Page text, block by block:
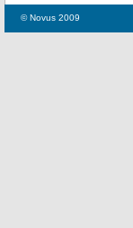
© Novus 2009